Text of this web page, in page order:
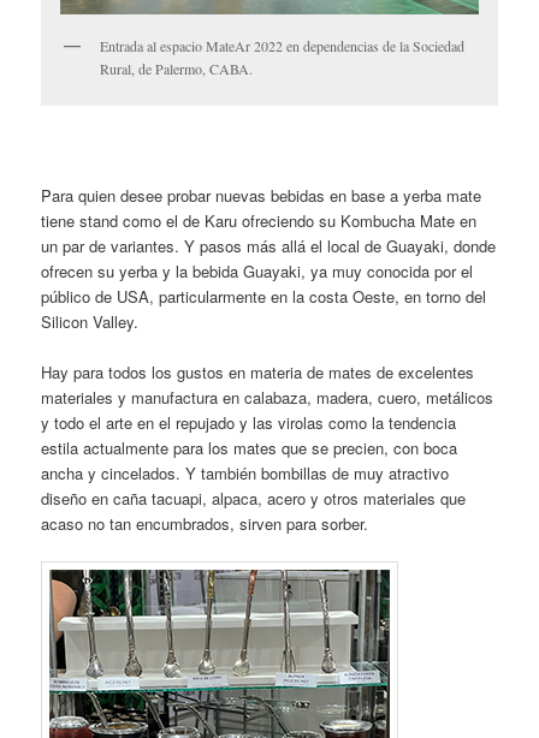
Entrada al espacio MateAr 2022 en dependencias de la Sociedad
Rural, de Palermo, CABA.
Para quien desee probar nuevas bebidas en base a yerba mate
tiene stand como el de Karu ofreciendo su Kombucha Mate en
un par de variantes. Y pasos más allá el local de Guayaki, donde
ofrecen su yerba y la bebida Guayaki, ya muy conocida por el
público de USA, particularmente en la costa Oeste, en torno del
Silicon Valley.
Hay para todos los gustos en materia de mates de excelentes
materiales y manufactura en calabaza, madera, cuero, metálicos
y todo el arte en el repujado y las virolas como la tendencia
estila actualmente para los mates que se precien, con boca
ancha y cincelados. Y también bombillas de muy atractivo
diseño en caña tacuapi, alpaca, acero y otros materiales que
acaso no tan encumbrados, sirven para sorber.